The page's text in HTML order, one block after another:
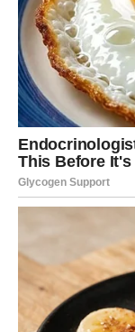
Biće trenutaka
daleko stigli.
olakšanja. Sve
mislili da neće
To neće biti
nepravdom koja
Veliki
odnosima
Mnogi Blizanci
ih duboko